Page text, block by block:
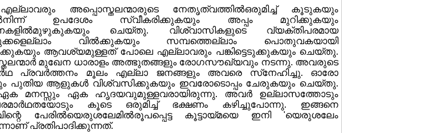
അപ്പൊസ്തലന്മാരുടെ നേതൃത്വത്തില്‍ഒരുമിച്ച് കൂടുകയും
ഉപദേശം സ്വീകരിക്കുകയും അപ്പം മുറിക്കുകയും
ചെയ്തു. വിശ്വാസികളുടെ വ്യക്തിപരമായ
വില്‍ക്കുകയും സമ്പത്തെല്ലാം പൊതുവകയായി
ആവശ്യമുള്ളത് പോലെ എല്ലാവരും പങ്കിട്ടെടുക്കുകയും ചെയ്തു.
മുഖേന ധാരാളം അത്ഭുതങ്ങളും രോഗസൗഖ്യവും നടന്നു. അവരുടെ
പ്രവര്‍ത്തനം മൂലം എല്ലാ ജനങ്ങളും അവരെ സ്‌നേഹിച്ചു. ഓരോ
പുതിയ ആളുകള്‍ വിശ്വസിക്കുകയും ഇവരോടൊപ്പം ചേരുകയും ചെയ്തു.
മനസ്സും ഏക ഹൃദയവുമുള്ളവരായിരുന്നു. അവര്‍ ഉല്ലാസത്തോടും
കൂടെ ഒരുമിച്ച് ഭക്ഷണം കഴിച്ചുപോന്നു. ഇങ്ങനെ
പേരില്‍യെരുശലേമില്‍രൂപപ്പെട്ട കൂട്ടായ്മയെ ഇനി 'യെരുശലേം
പ്രതിപാദിക്കുന്നത്.